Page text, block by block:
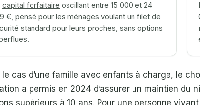
capital forfaitaire oscillant entre 15 000 et 24
€, pensé pour les ménages voulant un filet de
standard pour leurs proches, sans options
le cas d’une famille avec enfants à charge, le
a permis en 2024 d’assurer un maintien du
supérieurs à 10 ans. Pour une personne